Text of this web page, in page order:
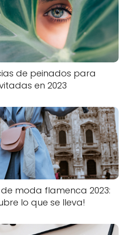
de peinados para
en 2023
moda flamenca 2023:
lo que se lleva!